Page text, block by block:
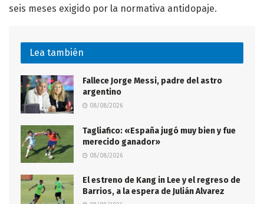
seis meses exigido por la normativa antidopaje.
Lea también
Fallece Jorge Messi, padre del astro
argentino
08/08/2026
Tagliafico: «España jugó muy bien y fue
merecido ganador»
08/08/2026
El estreno de Kang in Lee y el regreso de
Barrios, a la espera de Julián Alvarez